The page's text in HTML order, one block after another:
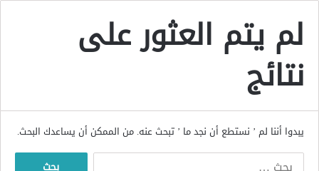
لم يتم العثور على
نتائج
يبدوا أننا لم ’ نستطع أن نجد ما ’ تبحث عنه. من الممكن أن يساعدك البحث.
البحث